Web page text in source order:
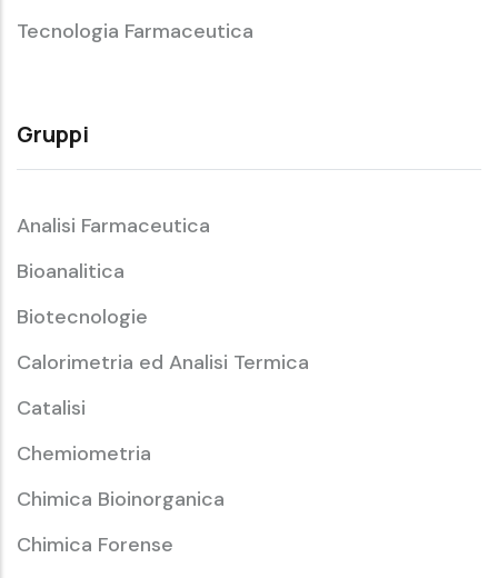
Tecnologia Farmaceutica
Gruppi
Analisi Farmaceutica
Bioanalitica
Biotecnologie
Calorimetria ed Analisi Termica
Catalisi
Chemiometria
Chimica Bioinorganica
Chimica Forense